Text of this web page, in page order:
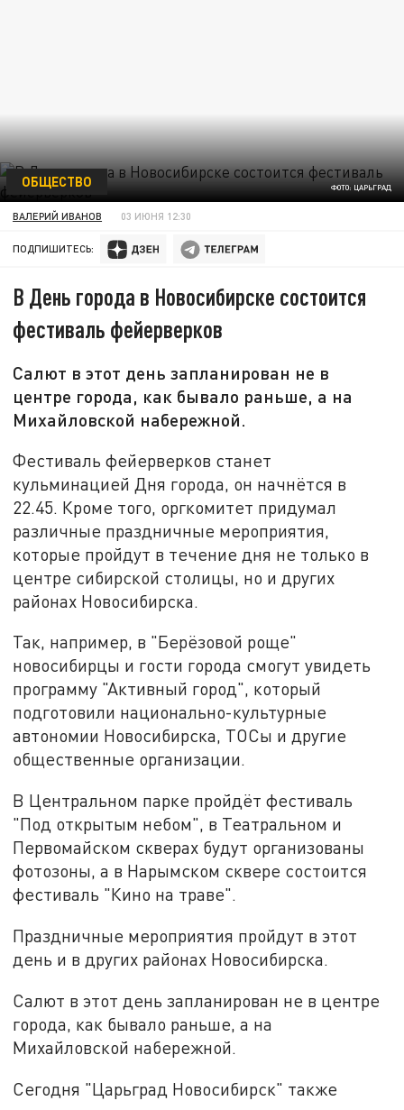
ФОТО: ЦАРЬГРАД
ОБЩЕСТВО
ВАЛЕРИЙ ИВАНОВ 03 ИЮНЯ 12:30
ПОДПИШИТЕСЬ:
В День города в Новосибирске состоится
фестиваль фейерверков
Салют в этот день запланирован не в
центре города, как бывало раньше, а на
Михайловской набережной.
Фестиваль фейерверков станет
кульминацией Дня города, он начнётся в
22.45. Кроме того, оргкомитет придумал
различные праздничные мероприятия,
которые пройдут в течение дня не только в
центре сибирской столицы, но и других
районах Новосибирска.
Так, например, в "Берёзовой роще"
новосибирцы и гости города смогут увидеть
программу "Активный город", который
подготовили национально-культурные
автономии Новосибирска, ТОСы и другие
общественные организации.
В Центральном парке пройдёт фестиваль
"Под открытым небом", в Театральном и
Первомайском скверах будут организованы
фотозоны, а в Нарымском сквере состоится
фестиваль "Кино на траве".
Праздничные мероприятия пройдут в этот
день и в других районах Новосибирска.
Салют в этот день запланирован не в центре
города, как бывало раньше, а на
Михайловской набережной.
Сегодня "Царьград Новосибирск" также